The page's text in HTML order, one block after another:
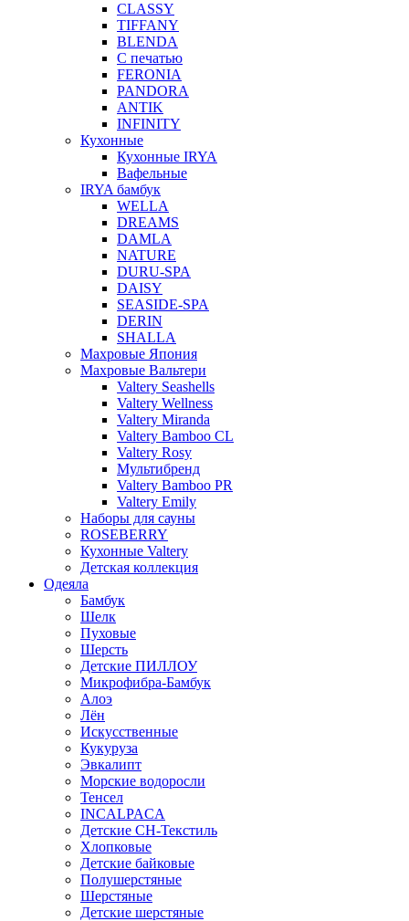
CLASSY
TIFFANY
BLENDA
С печатью
FERONIA
PANDORA
ANTIK
INFINITY
Кухонные
Кухонные IRYA
Вафельные
IRYA бамбук
WELLA
DREAMS
DAMLA
NATURE
DURU-SPA
DAISY
SEASIDE-SPA
DERIN
SHALLA
Махровые Япония
Махровые Вальтери
Valtery Seashells
Valtery Wellness
Valtery Miranda
Valtery Bamboo CL
Valtery Rosy
Мультибренд
Valtery Bamboo PR
Valtery Emily
Наборы для сауны
ROSEBERRY
Кухонные Valtery
Детская коллекция
Одеяла
Бамбук
Шелк
Пуховые
Шерсть
Детские ПИЛЛОУ
Микрофибра-Бамбук
Алоэ
Лён
Искусственные
Кукуруза
Эвкалипт
Морские водоросли
Тенсел
INCALPACA
Детские СН-Текстиль
Хлопковые
Детские байковые
Полушерстяные
Шерстяные
Детские шерстяные